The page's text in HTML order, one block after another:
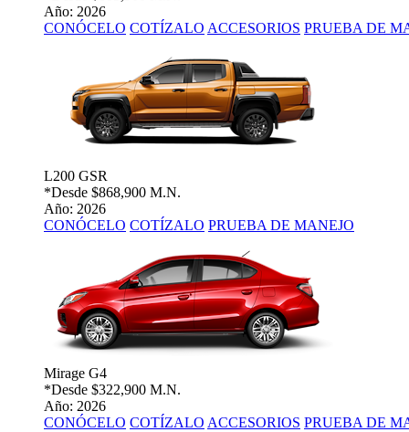
Año: 2026
CONÓCELO COTÍZALO ACCESORIOS PRUEBA DE
L200 GSR
*Desde $868,900 M.N.
Año: 2026
CONÓCELO COTÍZALO PRUEBA DE MANEJO
Mirage G4
*Desde $322,900 M.N.
Año: 2026
CONÓCELO COTÍZALO ACCESORIOS PRUEBA DE